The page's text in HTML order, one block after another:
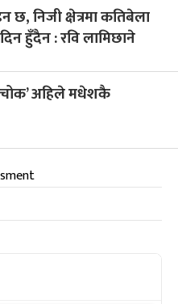
छ, निजी क्षेत्रमा कतिबेला
हुँदैन : रवि लामिछाने
चोक’ अहिले मधेशकै